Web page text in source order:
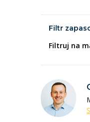
Filtr
Filtruj na